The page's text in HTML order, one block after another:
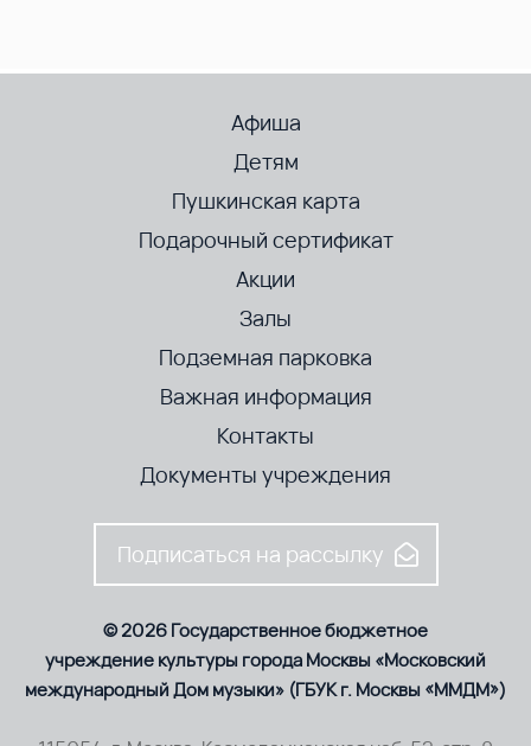
Афиша
Детям
Пушкинская карта
Подарочный сертификат
Акции
Залы
Подземная парковка
Важная информация
Контакты
Документы учреждения
Подписаться на рассылку
© 2026 Государственное бюджетное
учреждение культуры города Москвы «Московский
международный Дом музыки» (ГБУК г. Москвы «ММДМ»)